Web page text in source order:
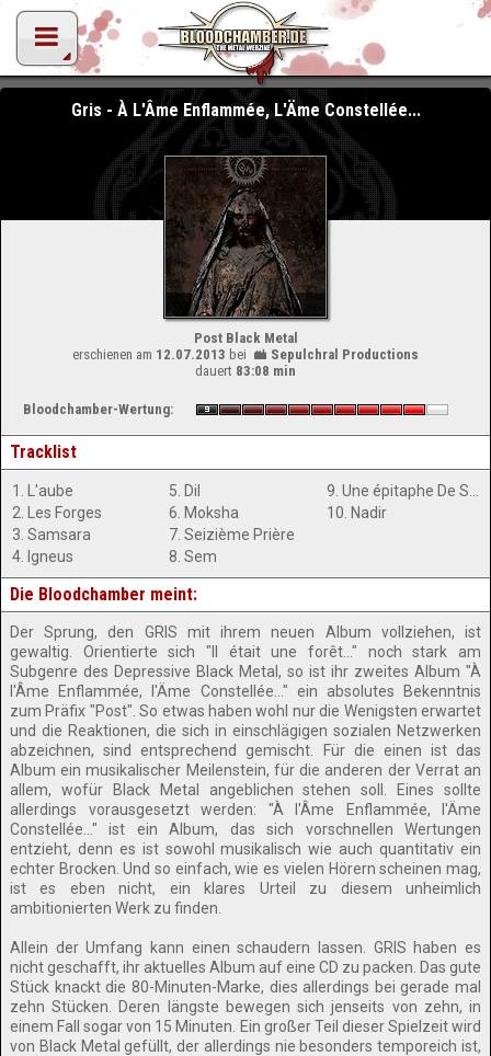
Gris - À L'Âme Enflammée, L'Äme Constellée...
Post Black Metal
erschienen am 12.07.2013 bei
Sepulchral Productions
dauert 83:08 min
Bloodchamber-Wertung:
Tracklist
1. L'aube
2. Les Forges
3. Samsara
4. Igneus
5. Dil
6. Moksha
7. Seizième Prière
8. Sem
10. Nadir
Die Bloodchamber meint:
Der Sprung, den GRIS mit ihrem neuen Album vollziehen, ist
gewaltig. Orientierte sich "Il était une forêt..." noch stark am
Subgenre des Depressive Black Metal, so ist ihr zweites Album "À
l'Âme Enflammée, l'Äme Constellée..." ein absolutes Bekenntnis
zum Präfix "Post". So etwas haben wohl nur die Wenigsten erwartet
und die Reaktionen, die sich in einschlägigen sozialen Netzwerken
abzeichnen, sind entsprechend gemischt. Für die einen ist das
Album ein musikalischer Meilenstein, für die anderen der Verrat an
allem, wofür Black Metal angeblichen stehen soll. Eines sollte
allerdings vorausgesetzt werden: "À l'Âme Enflammée, l'Äme
Constellée..." ist ein Album, das sich vorschnellen Wertungen
entzieht, denn es ist sowohl musikalisch wie auch quantitativ ein
echter Brocken. Und so einfach, wie es vielen Hörern scheinen mag,
ist es eben nicht, ein klares Urteil zu diesem unheimlich
ambitionierten Werk zu finden.
Allein der Umfang kann einen schaudern lassen. GRIS haben es
nicht geschafft, ihr aktuelles Album auf eine CD zu packen. Das gute
Stück knackt die 80-Minuten-Marke, dies allerdings bei gerade mal
zehn Stücken. Deren längste bewegen sich jenseits von zehn, in
einem Fall sogar von 15 Minuten. Ein großer Teil dieser Spielzeit wird
von Black Metal gefüllt, der allerdings nie besonders temporeich ist,